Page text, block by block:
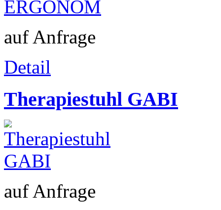
auf Anfrage
Detail
Therapiestuhl GABI
auf Anfrage